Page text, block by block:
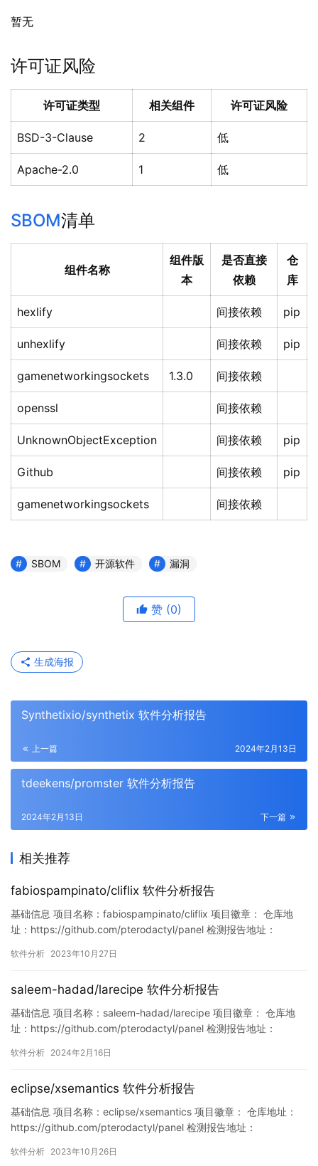
暂无
许可证风险
许可证类型 相关组件 许可证风险
BSD-3-Clause 2 低
Apache-2.0 1 低
SBOM清单
组件名称
组件版
本
是否直接
依赖
仓
库
hexlify 间接依赖 pip
unhexlify 间接依赖 pip
gamenetworkingsockets 1.3.0 间接依赖
openssl 间接依赖
UnknownObjectException 间接依赖 pip
Github 间接依赖 pip
gamenetworkingsockets 间接依赖
SBOM 开源软件 漏洞
赞 (0)
生成海报
Synthetixio/synthetix 软件分析报告
上一篇 2024年2月13日
tdeekens/promster 软件分析报告
下一篇
2024年2月13日
相关推荐
fabiospampinato/cliflix 软件分析报告
基础信息 项目名称：fabiospampinato/cliflix 项目徽章： 仓库地
址：https://github.com/pterodactyl/panel 检测报告地址：
1649/1717617750054666240 此报告由Murphy…
软件分析 2023年10月27日
saleem-hadad/larecipe 软件分析报告
基础信息 项目名称：saleem-hadad/larecipe 项目徽章： 仓库地
址：https://github.com/pterodactyl/panel 检测报告地址：
74944/1758462901854900224 此报告由Murphyse…
软件分析 2024年2月16日
eclipse/xsemantics 软件分析报告
基础信息 项目名称：eclipse/xsemantics 项目徽章： 仓库地址：
https://github.com/pterodactyl/panel 检测报告地址：
2112/1717385225998827520 此报告由Murphysec提供…
软件分析 2023年10月26日